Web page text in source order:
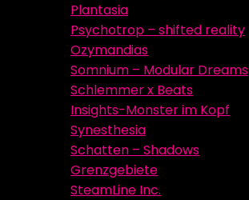
Plantasia
Psychotrop – shifted reality
Ozymandias
Somnium – Modular Dreams
Schlemmer x Beats
Insights-Monster im Kopf
Synesthesia
Schatten – Shadows
Grenzgebiete
SteamLine Inc.